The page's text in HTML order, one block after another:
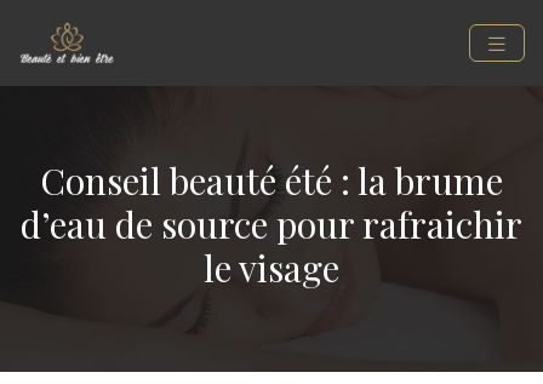
Conseil beauté été : la brume
d’eau de source pour rafraichir
le visage